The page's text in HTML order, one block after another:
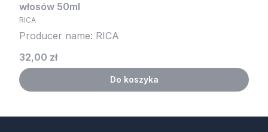
włosów 50ml
RICA
Producer name: RICA
Cena
32,00 zł
Do koszyka